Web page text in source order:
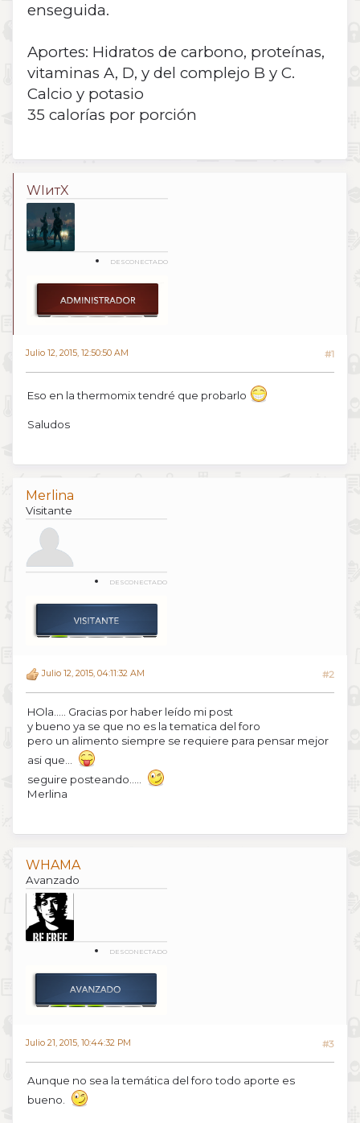
enseguida.
Aportes: Hidratos de carbono, proteínas,
vitaminas A, D, y del complejo B y C.
Calcio y potasio
35 calorías por porción
WIитX
DESCONECTADO
Julio 12, 2015, 12:50:50 AM #1
Eso en la thermomix tendré que probarlo
Saludos
Merlina
Visitante
DESCONECTADO
Julio 12, 2015, 04:11:32 AM #2
HOla..... Gracias por haber leído mi post
y bueno ya se que no es la tematica del foro
pero un alimento siempre se requiere para pensar mejor
asi que...
seguire posteando.....
Merlina
WHAMA
Avanzado
DESCONECTADO
Julio 21, 2015, 10:44:32 PM #3
Aunque no sea la temática del foro todo aporte es
bueno.